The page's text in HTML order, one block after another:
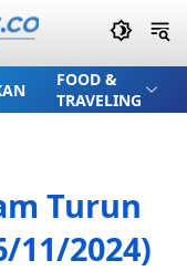
FOOD &
TRAVELING
Turun
11/2024)